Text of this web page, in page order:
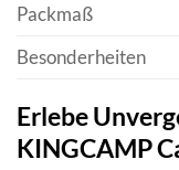
Packmaß
Besonderheiten
Erlebe
KINGCAMP